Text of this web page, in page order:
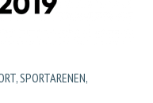
,SPORTARENEN,